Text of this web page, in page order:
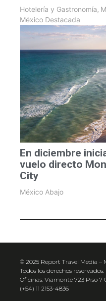
Hotelería y Gastronomía,
México Destacada
En diciembre
vuelo directo
City
México Abajo
© 2025 Report Travel Media –
Todos los derechos reservados.
Oficinas: Viamonte 723 Piso 7
(+54) 11 2153-4836